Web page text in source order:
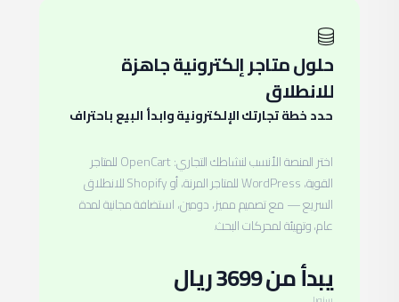
حلول متاجر إلكترونية جاهزة
للانطلاق
حدد خطة تجارتك الإلكترونية وابدأ البيع باحتراف
اختر المنصة الأنسب لنشاطك التجاري: OpenCart للمتاجر
القوية، WordPress للمتاجر المرنة، أو Shopify للانطلاق
السريع — مع تصميم مميز، دومين، استضافة مجانية لمدة
عام، وتهيئة لمحركات البحث.
يبدأ من 3699 ريال